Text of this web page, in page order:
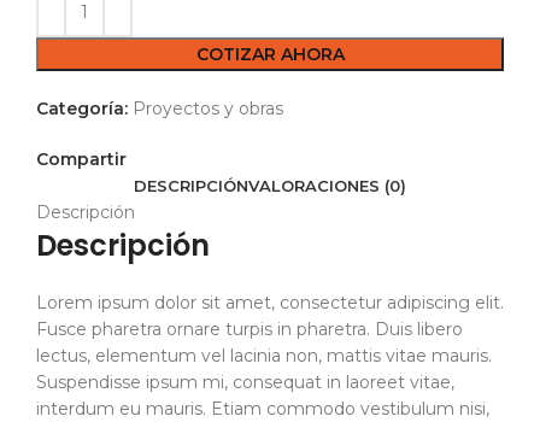
COTIZAR AHORA
Categoría: Proyectos y obras
Compartir
DESCRIPCIÓNVALORACIONES (0)
Descripción
Descripción
Lorem ipsum dolor sit amet, consectetur adipiscing elit.
Fusce pharetra ornare turpis in pharetra. Duis libero
lectus, elementum vel lacinia non, mattis vitae mauris.
Suspendisse ipsum mi, consequat in laoreet vitae,
interdum eu mauris. Etiam commodo vestibulum nisi,